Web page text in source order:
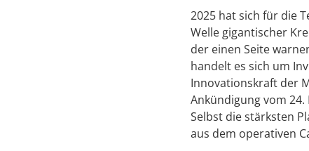
2025 hat sich für die
Welle gigantischer
der einen Seite
handelt es sich um
Innovationskraft der
Ankündigung vom
Selbst die stärksten
aus dem operativen